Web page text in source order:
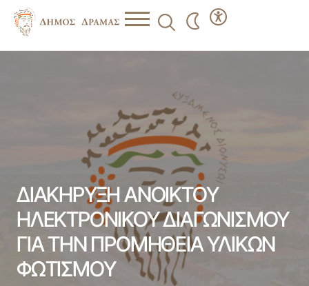
ΔΙΑΚΗΡΥΞΗ ΑΝΟΙΚΤΟΥ
ΗΛΕΚΤΡΟΝΙΚΟΥ ΔΙΑΓΩΝΙΣΜΟΥ
ΓΙΑ ΤΗΝ ΠΡΟΜΗΘΕΙΑ ΥΛΙΚΩΝ
ΦΩΤΙΣΜΟΥ